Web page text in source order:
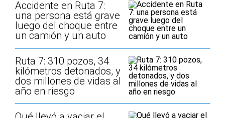
Accidente en Ruta 7:
una persona está grave
luego del choque entre
un camión y un auto
Ruta 7: 310 pozos, 34
kilómetros detonados, y
dos millones de vidas al
año en riesgo